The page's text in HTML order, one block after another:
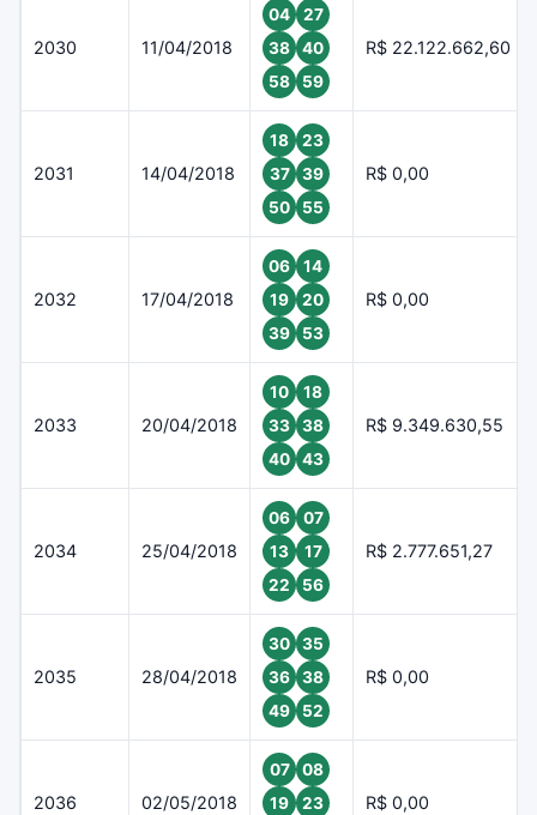
2030 11/04/2018
04
27
38
40
58
59
R$ 22.122.662,60
2031 14/04/2018
18
23
37
39
50
55
R$ 0,00
2032 17/04/2018
06
14
19
20
39
53
R$ 0,00
2033 20/04/2018
10
18
33
38
40
43
R$ 9.349.630,55
2034 25/04/2018
06
07
13
17
22
56
R$ 2.777.651,27
2035 28/04/2018
30
35
36
38
49
52
R$ 0,00
2036 02/05/2018
07
08
19
23
R$ 0,00